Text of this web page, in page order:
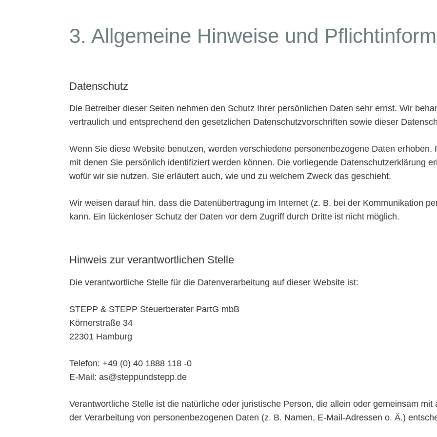
3. Allgemeine Hinweise und
Datenschutz
Die Betreiber dieser Seiten nehmen den Schutz Ihrer persönlichen Daten sehr ernst. Wir
vertraulich und entsprechend den gesetzlichen Datenschutzvorschriften sowie dieser
Wenn Sie diese Website benutzen, werden verschiedene personenbezogene Daten
mit denen Sie persönlich identifiziert werden können. Die vorliegende Datenschutzerklärung
wofür wir sie nutzen. Sie erläutert auch, wie und zu welchem Zweck das geschieht.
Wir weisen darauf hin, dass die Datenübertragung im Internet (z. B. bei der Kommunikation
kann. Ein lückenloser Schutz der Daten vor dem Zugriff durch Dritte ist nicht möglich.
Hinweis zur verantwortlichen Stelle
Die verantwortliche Stelle für die Datenverarbeitung auf dieser Website ist:
STEPP & STEPP Steuerberater PartG mbB
Körnerstraße 34
22301 Hamburg
Telefon: +49 (0) 40 1888 118 -0
E-Mail: as@steppundstepp.de
Verantwortliche Stelle ist die natürliche oder juristische Person, die allein oder gemeinsam
der Verarbeitung von personenbezogenen Daten (z. B. Namen, E-Mail-Adressen o. Ä.)